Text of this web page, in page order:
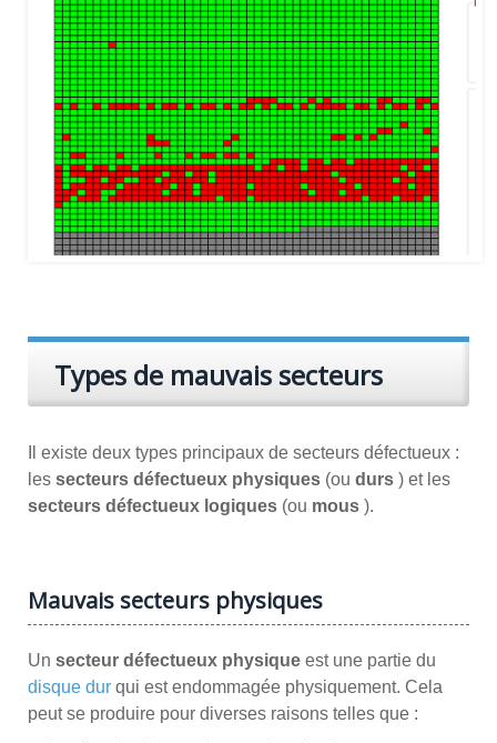
Types de mauvais secteurs
Il existe deux types principaux de secteurs défectueux :
les secteurs défectueux physiques (ou durs ) et les
secteurs défectueux logiques (ou mous ).
Mauvais secteurs physiques
Un secteur défectueux physique est une partie du
disque dur qui est endommagée physiquement. Cela
peut se produire pour diverses raisons telles que :